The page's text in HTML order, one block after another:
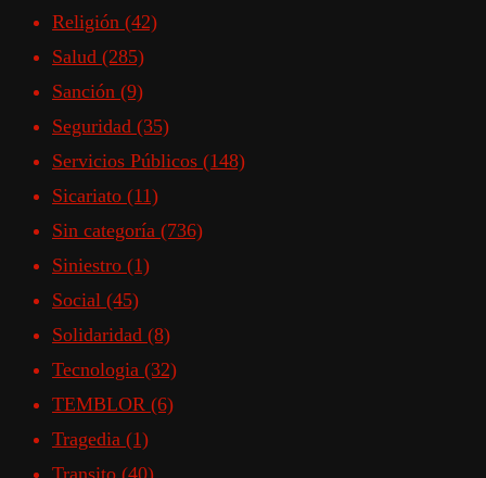
Religión (42)
Salud (285)
Sanción (9)
Seguridad (35)
Servicios Públicos (148)
Sicariato (11)
Sin categoría (736)
Siniestro (1)
Social (45)
Solidaridad (8)
Tecnologia (32)
TEMBLOR (6)
Tragedia (1)